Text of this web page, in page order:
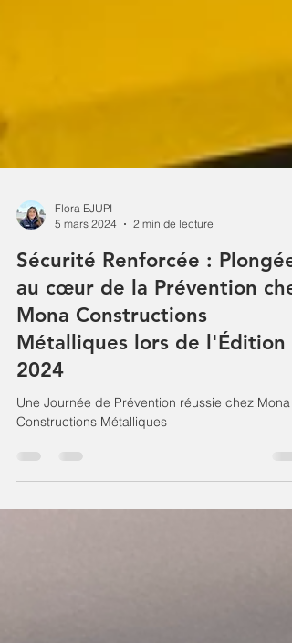
5 mars 2024
2 min de lecture
Sécurité Renforcée : Plongée
au cœur de la Prévention
Mona Constructions
Métalliques lors de l'Édition
2024
Constructions Métalliques